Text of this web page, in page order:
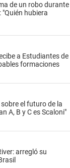
de un robo durante
hubiera
a Estudiantes de
formaciones
el futuro de la
A, B y C es Scaloni"
arregló su